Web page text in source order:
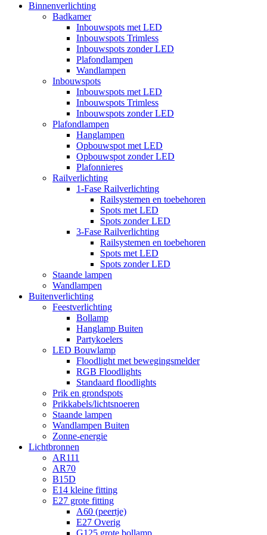
Binnenverlichting
Badkamer
Inbouwspots met LED
Inbouwspots Trimless
Inbouwspots zonder LED
Plafondlampen
Wandlampen
Inbouwspots
Inbouwspots met LED
Inbouwspots Trimless
Inbouwspots zonder LED
Plafondlampen
Hanglampen
Opbouwspot met LED
Opbouwspot zonder LED
Plafonnieres
Railverlichting
1-Fase Railverlichting
Railsystemen en toebehoren
Spots met LED
Spots zonder LED
3-Fase Railverlichting
Railsystemen en toebehoren
Spots met LED
Spots zonder LED
Staande lampen
Wandlampen
Buitenverlichting
Feestverlichting
Bollamp
Hanglamp Buiten
Partykoelers
LED Bouwlamp
Floodlight met bewegingsmelder
RGB Floodlights
Standaard floodlights
Prik en grondspots
Prikkabels/lichtsnoeren
Staande lampen
Wandlampen Buiten
Zonne-energie
Lichtbronnen
AR111
AR70
B15D
E14 kleine fitting
E27 grote fitting
A60 (peertje)
E27 Overig
G125 grote bollamp